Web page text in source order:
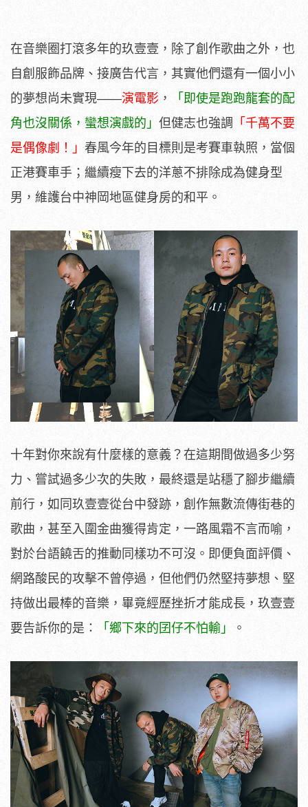
在音樂圈打滾多年的玖壹壹，除了創作歌曲之外，也
自創服飾品牌、接廣告代言，其實他們還有一個小小
的夢想尚未實現——演電影 ，
「即使是跑跑龍套的配
角也沒關係，蠻想演戲的」 但健志也強調 「千萬不要
是偶像劇！」 春風今年的目標則是考賽車執照，當個
正港賽車手；繼續瘦下去的洋蔥不排除成為健身型
男，維護台中神岡地區健身房的和平。
十年對你來說有什麼樣的意義？在這期間做過多少努
力、嘗試過多少次的失敗，最終還是站穩了腳步繼續
前行，如同玖壹壹從台中發跡，創作無數流傳街巷的
歌曲，甚至入圍金曲獲得肯定，一路風霜不言而喻，
對於台語饒舌的推動同樣功不可沒。即便負面評價、
網路酸民的攻擊不曾停過，但他們仍然堅持夢想、堅
持做出最棒的音樂，畢竟經歷挫折才能成長，玖壹壹
要告訴你的是：
「鄉下來的囝仔不怕輸」 。